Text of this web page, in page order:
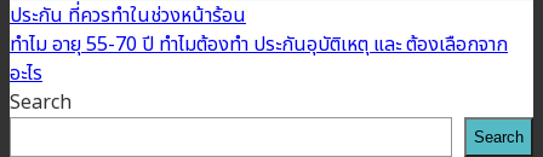
ประกัน ที่ควรทำในช่วงหน้าร้อน
ทำไม อายุ 55-70 ปี ทำไมต้องทำ ประกันอุบัติเหตุ และ ต้องเลือกจาก
อะไร
Search
Search